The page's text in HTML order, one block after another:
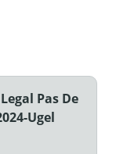
Pas De
Ugel